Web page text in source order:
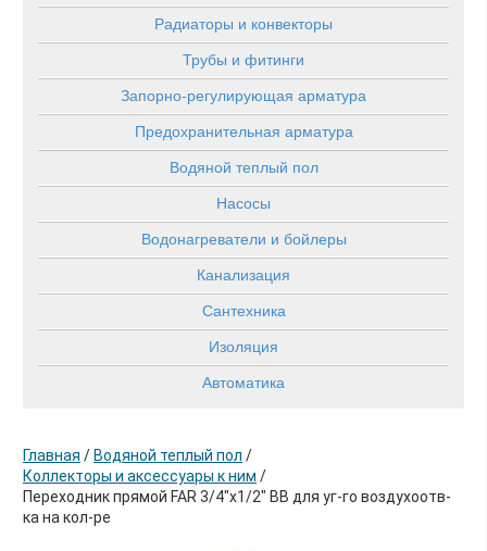
Радиаторы и конвекторы
Трубы и фитинги
Запорно-регулирующая арматура
Предохранительная арматура
Водяной теплый пол
Насосы
Водонагреватели и бойлеры
Канализация
Сантехника
Изоляция
Автоматика
Главная / Водяной теплый пол /
Коллекторы и аксессуары к ним /
Переходник прямой FAR 3/4"х1/2" ВВ для уг-го воздухоотв-
ка на кол-ре